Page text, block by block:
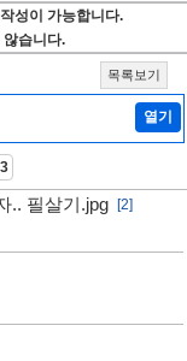
성이 가능합니다.
않습니다.
목록보기
열기
.. 필살기.jpg
[2]